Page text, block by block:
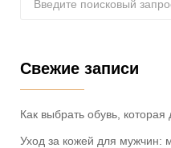
Свежие записи
Как выбрать обувь,
Уход за кожей для мужчин: